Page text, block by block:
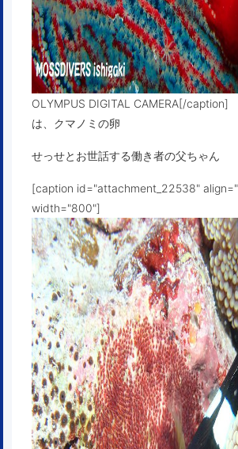
OLYMPUS DIGITAL CAMERA[/caption]
は、クマノミの卵
せっせとお世話する働き者の父ちゃん
[caption id="attachment_22538"
width="800"]